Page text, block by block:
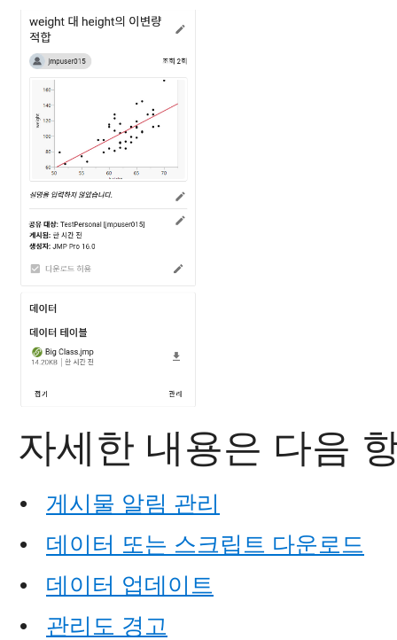
자세한 내용은 다음
•
게시물 알림 관리
•
데이터 또는 스크립트 다운로드
•
데이터 업데이트
•
관리도 경고